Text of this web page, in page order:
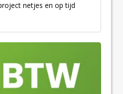
netjes en op tijd